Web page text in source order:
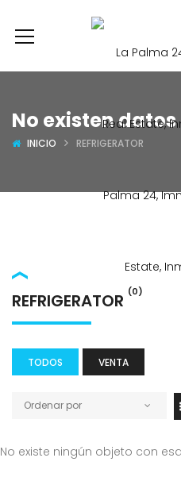
No existen datos
INICIO REFRIGERATOR
REFRIGERATOR (0)
TODOS VENTA
Ordenar por
No existe ningún objeto con